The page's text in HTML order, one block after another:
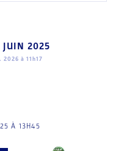
JUIN 2025
2026 à 11h17
À 13H45